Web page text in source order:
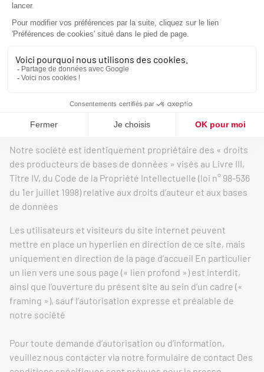
exprès par écrit de notre société Cette représentation ou
reproduction, par quelque procédé que ce soit, constitue
une contrefaçon sanctionnée par les articles L 3335-2 et
respect de cette interdiction constitue une contrefaçon
pouvant engager la responsabilité civile et pénale du
copiés pourraient intenter une action en justice à votre
encontre
Notre société est identiquement propriétaire des « droits
des producteurs de bases de données » visés au Livre III,
Titre IV, du Code de la Propriété Intellectuelle (loi n° 98-536
du 1er juillet 1998) relative aux droits d’auteur et aux bases
de données
Les utilisateurs et visiteurs du site internet peuvent
mettre en place un hyperlien en direction de ce site, mais
uniquement en direction de la page d’accueil En particulier
un lien vers une sous page (« lien profond ») est interdit,
ainsi que l’ouverture du présent site au sein d’un cadre («
framing »), sauf l’autorisation expresse et préalable de
notre société
Pour toute demande d’autorisation ou d’information,
veuillez nous contacter via notre formulaire de contact Des